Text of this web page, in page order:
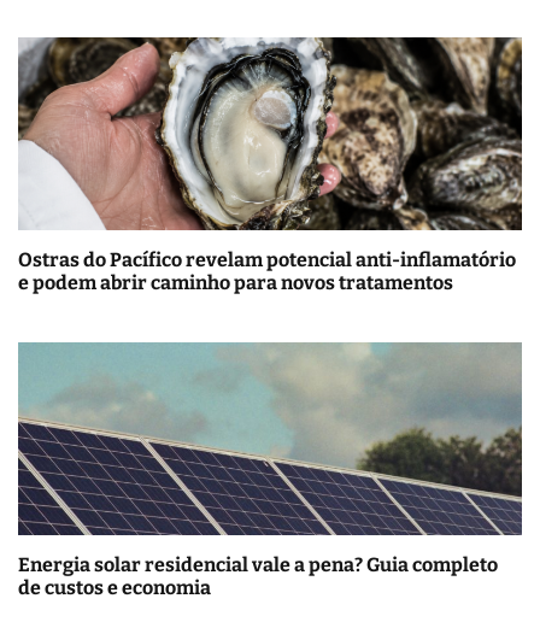
Ostras do Pacífico revelam potencial anti-inflamatório
e podem abrir caminho para novos tratamentos
Energia solar residencial vale a pena? Guia completo
de custos e economia